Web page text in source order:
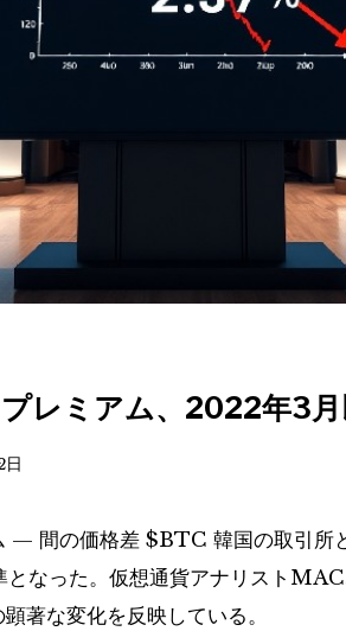
レミアム、2022年3月
— 間の価格差 $BTC 韓国の取引所
なった。仮想通貨アナリスト
著な変化を反映している。